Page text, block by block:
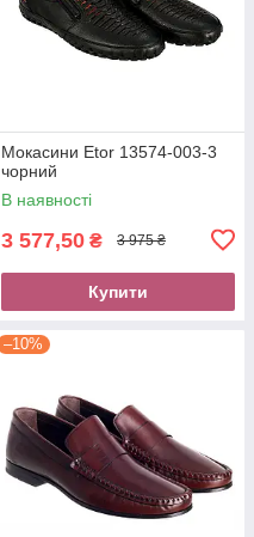
Мокасини Etor 13574-003-3
чорний
В наявності
3 577,50 ₴ 3 975 ₴
Купити
–10%